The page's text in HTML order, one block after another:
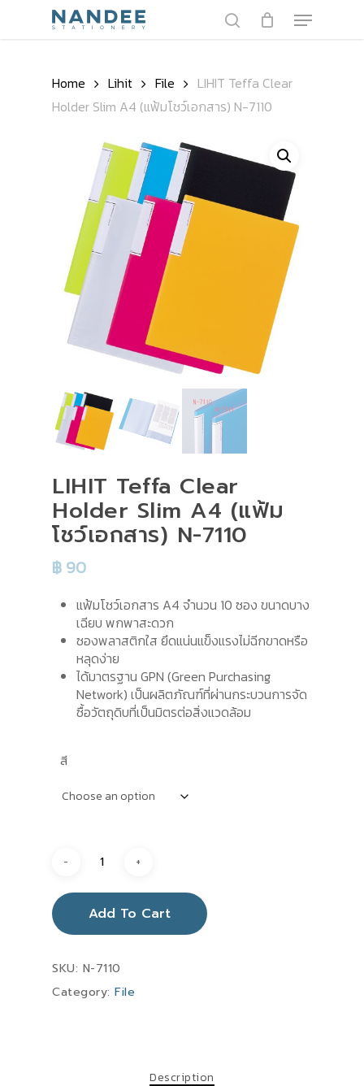
Menu
Home Lihit File
LIHIT Teffa Clear
Holder Slim A4 (แฟ้มโชว์เอกสาร) N-7110
LIHIT Teffa Clear
Holder Slim A4 (แฟ้ม
โชว์เอกสาร) N-7110
฿ 90
แฟ้มโชว์เอกสาร A4 จำนวน 10 ซอง ขนาดบาง
เฉียบ พกพาสะดวก
ซองพลาสติกใส ยึดแน่นแข็งแรงไม่ฉีกขาดหรือ
หลุดง่าย
ได้มาตรฐาน GPN (Green Purchasing
Network) เป็นผลิตภัณฑ์ที่ผ่านกระบวนการจัด
ซื้อวัตถุดิบที่เป็นมิตรต่อสิ่งแวดล้อม
สี
Add To Cart
SKU: N-7110
Category: File
Description